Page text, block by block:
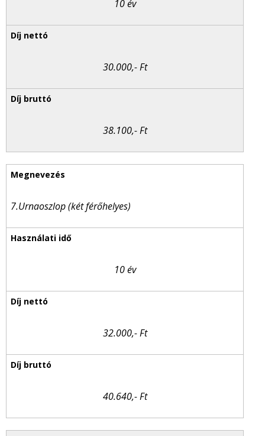
10 év
30.000,- Ft
38.100,- Ft
7.Urnaoszlop (két férőhelyes)
10 év
32.000,- Ft
40.640,- Ft